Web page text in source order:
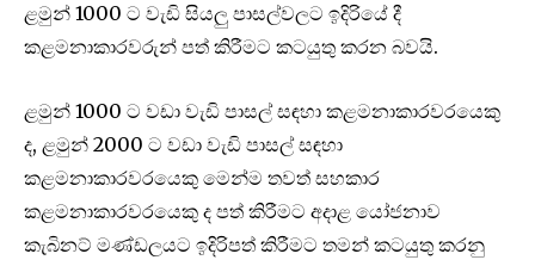
ළමුන් 1000 ට වැඩි සියලු පාසල්වලට ඉදිරියේ දී
කළමනාකාරවරුන් පත් කිරීමට කටයුතු කරන බවයි.
ළමුන් 1000 ට වඩා වැඩි පාසල් සඳහා කළමනාකාරවරයෙකු
ද, ළමුන් 2000 ට වඩා වැඩි පාසල් සඳහා
කළමනාකාරවරයෙකු මෙන්ම තවත් සහකාර
කළමනාකාරවරයෙකු ද පත් කිරීමට අදාළ යෝජනාව
කැබිනට් මණ්ඩලයට ඉදිරිපත් කිරීමට තමන් කටයුතු කරනු